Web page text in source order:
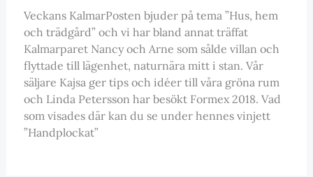
Veckans KalmarPosten bjuder på tema ”Hus, hem
och trädgård” och vi har bland annat träffat
Kalmarparet Nancy och Arne som sålde villan och
flyttade till lägenhet, naturnära mitt i stan. Vår
säljare Kajsa ger tips och idéer till våra gröna rum
och Linda Petersson har besökt Formex 2018. Vad
som visades där kan du se under hennes vinjett
”Handplockat”